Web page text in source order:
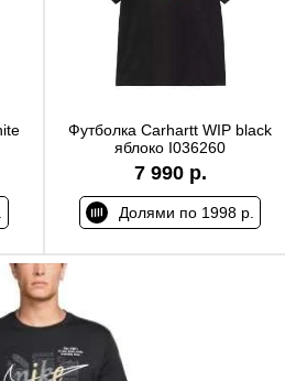
Футболка Carhartt WIP black
яблоко I036260
7 990 р.
Долями по 1998 р.